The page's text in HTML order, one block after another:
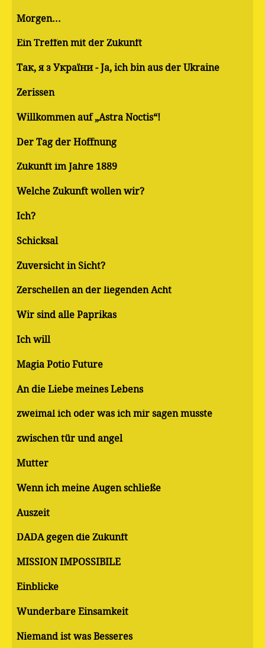
Morgen...
Ein Treffen mit der Zukunft
Так, я з України - Ja, ich bin aus der Ukraine
Zerissen
Willkommen auf „Astra Noctis“!
Der Tag der Hoffnung
Zukunft im Jahre 1889
Welche Zukunft wollen wir?
Ich?
Schicksal
Zuversicht in Sicht?
Zerschellen an der liegenden Acht
Wir sind alle Paprikas
Ich will
Magia Potio Future
An die Liebe meines Lebens
zweimal ich oder was ich mir sagen musste
zwischen tür und angel
Mutter
Wenn ich meine Augen schließe
Auszeit
DADA gegen die Zukunft
MISSION IMPOSSIBILE
Einblicke
Wunderbare Einsamkeit
Niemand ist was Besseres